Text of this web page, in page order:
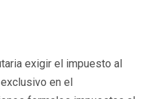
exigir el impuesto al
en el